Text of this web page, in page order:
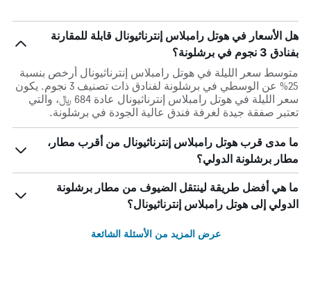
هل الأسعار في هوتل رامبلاس إنترناثيونال قابلة للمقارنة
بفنادق 3 نجوم في برشلونة؟
متوسط سعر الليلة في هوتل رامبلاس إنترناثيونال أرخص بنسبة
25% عن الوسطي في برشلونة لفنادق ذات تصنيف 3 نجوم. يكون
سعر الليلة في هوتل رامبلاس إنترناثيونال عادة 684 ﷼، والتي
تعتبر صفقة جيدة لغرفة فندق عالية الجودة في برشلونة.
ما مدى قرب هوتل رامبلاس إنترناثيونال من أقرب مطار،
مطار برشلونة الدولي؟
ما هي أفضل طريقة لينتقل الضيوف من مطار برشلونة
الدولي إلى هوتل رامبلاس إنترناثيونال؟
عرض المزيد من الأسئلة الشائعة